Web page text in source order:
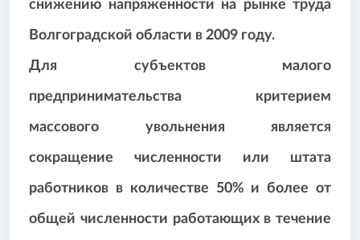
снижению напряженности на рынке труда
Волгоградской области в 2009 году.
Для субъектов малого
предпринимательства критерием
массового увольнения является
сокращение численности или штата
работников в количестве 50% и более от
общей численности работающих в течение